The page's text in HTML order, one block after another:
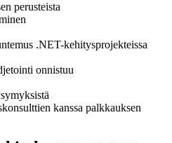
perusteista
.NET-kehitysprojekteissa
onnistuu
kanssa palkkauksen